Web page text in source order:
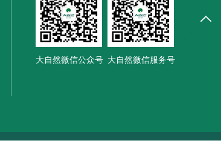
大自然微信公众号 大自然微信服务号
返回